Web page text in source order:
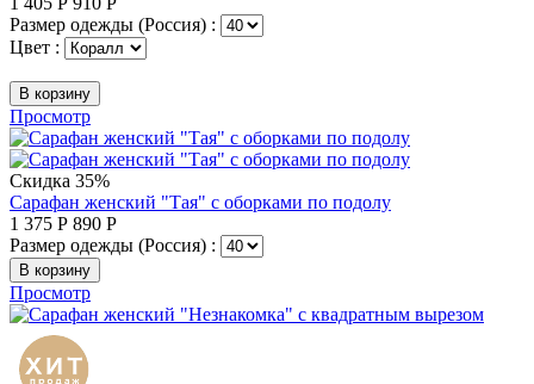
Размер одежды (Россия) :
Цвет :
В корзину
Просмотр
Скидка 35%
Сарафан женский "Тая" с оборками по подолу
1 375 Р 890 Р
Размер одежды (Россия) :
В корзину
Просмотр